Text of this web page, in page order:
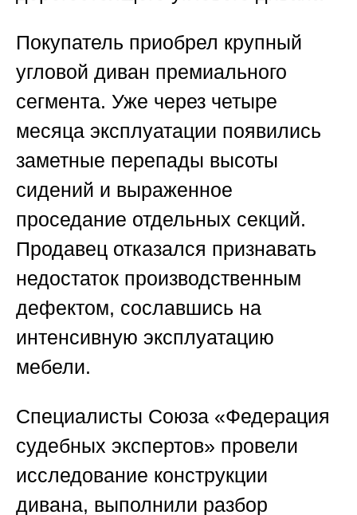
Покупатель приобрел крупный
угловой диван премиального
сегмента. Уже через четыре
месяца эксплуатации появились
заметные перепады высоты
сидений и выраженное
проседание отдельных секций.
Продавец отказался признавать
недостаток производственным
дефектом, сославшись на
интенсивную эксплуатацию
мебели.
Специалисты Союза «Федерация
судебных экспертов» провели
исследование конструкции
дивана, выполнили разбор